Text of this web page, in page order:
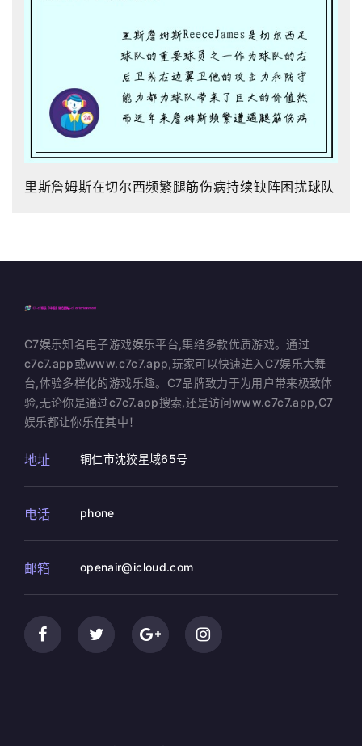
里斯詹姆斯在切尔西频繁腿筋伤病持续缺阵困扰球队
C7娱乐知名电子游戏娱乐平台,集结多款优质游戏。通过
c7c7.app或www.c7c7.app,玩家可以快速进入C7娱乐大舞
台,体验多样化的游戏乐趣。C7品牌致力于为用户带来极致体
验,无论你是通过c7c7.app搜索,还是访问www.c7c7.app,C7
娱乐都让你乐在其中！
地址 铜仁市沈狡星域65号
电话 phone
邮箱 openair@icloud.com